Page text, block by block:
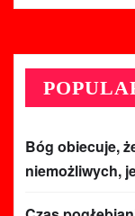
Bóg obiecuje,
niemożliwych,